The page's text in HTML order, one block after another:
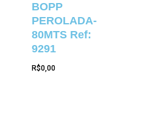
BOPP
PEROLADA-
80MTS Ref:
9291
R$0,00